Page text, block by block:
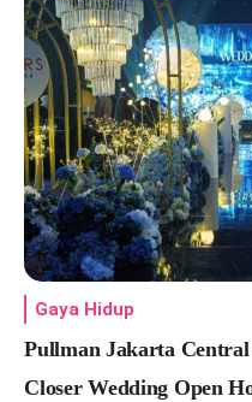
Gaya Hidup
Pullman Jakarta
Closer Wedding Open